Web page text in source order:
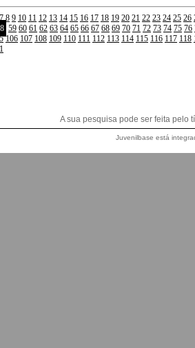
7 8 9 10 11 12 13 14 15 16 17 18 19 20 21 22 23 24 25 26
59 60 61 62 63 64 65 66 67 68 69 70 71 72 73 74 75 76
106 107 108 109 110 111 112 113 114 115 116 117 118
A sua pesquisa pode ser feita pelo
Juvenilbase está